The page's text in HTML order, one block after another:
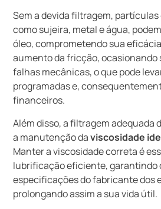
Sem a devida filtragem,
como sujeira, metal e água,
óleo, comprometendo sua
aumento da fricção,
falhas mecânicas, o que pode
programadas e,
financeiros.
Além disso, a filtragem adequada
a manutenção daviscosidade
Manter a viscosidade correta é
lubrificação eficiente, garantindo
especificações do fabricante dos
prolongando assim a sua vida útil.